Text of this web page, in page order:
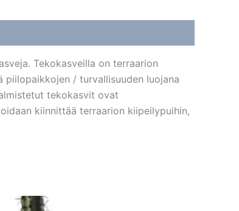
Tekokasveilla on terraarion
piilopaikkojen / turvallisuuden luojana
tekokasvit ovat
kiinnittää terraarion kiipeilypuihin,